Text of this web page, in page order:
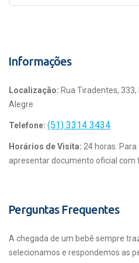
Informações
Localização: Rua Tiradentes,
Alegre
Telefone: (51) 3314 3434
Horários de Visita: 24 horas.
apresentar documento oficial com
Perguntas Frequentes
A chegada de um bebê sempre
selecionamos e respondemos as